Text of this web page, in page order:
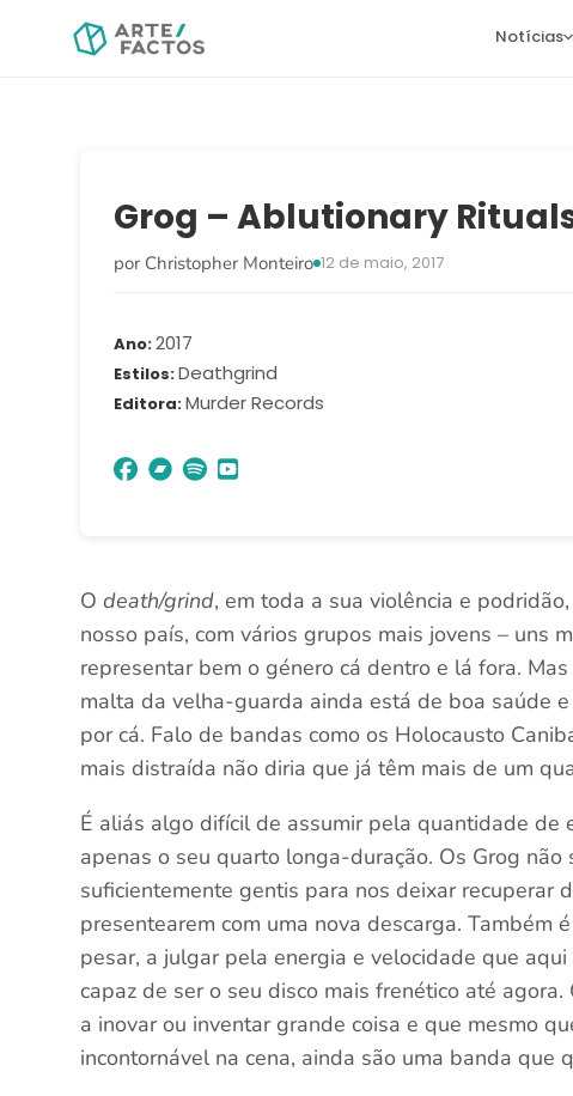
Notícias
Grog – Ablutionary
por Christopher Monteiro 12 de maio, 2017
Ano 2017
Estilos Deathgrind
Editora Murder Records
Odeath/grind, em toda a sua violência e
nosso país, com vários grupos mais jovens – uns
representar bem o género cá dentro e lá fora.
malta da velha-guarda ainda está de boa saúde
por cá. Falo de bandas como os Holocausto
mais distraída não diria que já têm mais de um
É aliás algo difícil de assumir pela quantidade de
apenas o seu quarto longa-duração. Os Grog
suficientemente gentis para nos deixar recuperar
presentearem com uma nova descarga. Também
pesar, a julgar pela energia e velocidade que aqui
capaz de ser o seu disco mais frenético até
a inovar ou inventar grande coisa e que mesmo
incontornável na cena, ainda são uma banda que